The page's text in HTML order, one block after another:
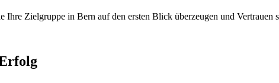
Zielgruppe in Bern auf den ersten Blick überzeugen und Vertrauen